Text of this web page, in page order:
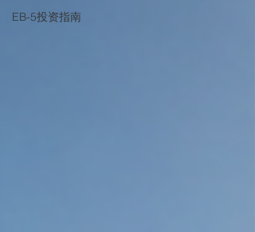
EB-5投资指南